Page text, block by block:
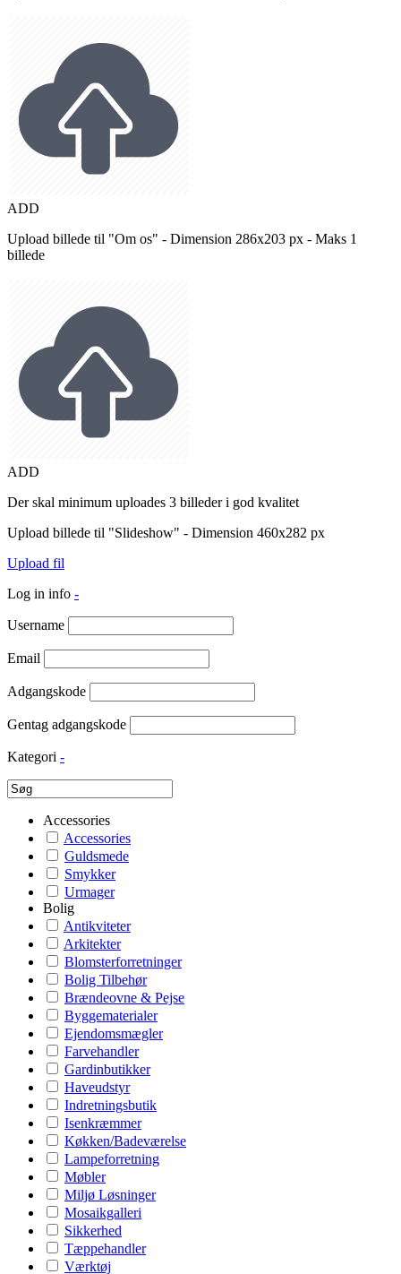
ADD
Upload billede til "Om os" - Dimension 286x203 px - Maks 1
billede
ADD
Der skal minimum uploades 3 billeder i god kvalitet
Upload billede til "Slideshow" - Dimension 460x282 px
Upload fil
Log in info -
Username
Email
Adgangskode
Gentag adgangskode
Kategori -
Accessories
Accessories
Guldsmede
Smykker
Urmager
Bolig
Antikviteter
Arkitekter
Blomsterforretninger
Bolig Tilbehør
Brændeovne & Pejse
Byggematerialer
Ejendomsmægler
Farvehandler
Gardinbutikker
Haveudstyr
Indretningsbutik
Isenkræmmer
Køkken/Badeværelse
Lampeforretning
Møbler
Miljø Løsninger
Mosaikgalleri
Sikkerhed
Tæppehandler
Værktøj